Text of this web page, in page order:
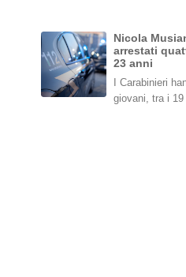
Nicola
arrestati
23 anni
I Carabinieri
giovani, tra i